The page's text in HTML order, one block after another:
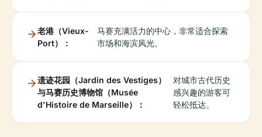
老港（Vieux-
Port）：
马赛充满活力的中心，非常适合探索
市场和海滨风光。
遗迹花园（Jardin des Vestiges）
与马赛历史博物馆（Musée
d'Histoire de Marseille）：
对城市古代历史
感兴趣的游客可
轻松抵达。